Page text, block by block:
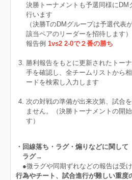
決勝トーナメントも予選同様にDM
行います
（決勝TのDMグループは予選代表
該当ペアのリーダーを招待します）
報告例 1vs2 2-0で２番の勝ち
勝利報告をもとに更新されたトー
手を確認し、全チームリストから
ードを検索し入力します
次の対戦の準備が出来次第、試合
ません。（決勝トーナメントの開
す）
・回線落ち・ラグ・煽りなどに関して
ラグ→
●微ラグや同期ずれなどの報告は受け
行為やチート、試合進行が難しい重度